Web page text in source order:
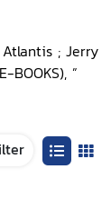
Atlantis ; Jerry
BOOKS), ”